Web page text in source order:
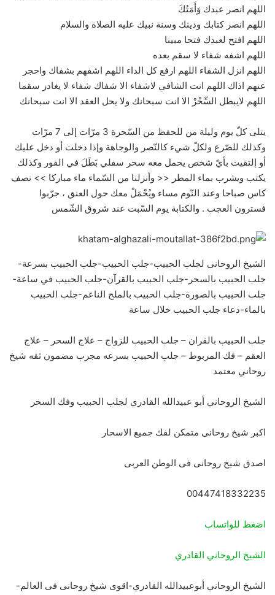
اللهم انصر عبدك وَأَمَتُكَ
اللهم انصر كتابك ودينك وسنة نبيك عليه الصلاة والسلام
اللهم افتح لعبدك فتحا مبينا
اللهم اشفه شفاء لا سقم بعده
اللهم انزل الشفاء اللهم ارفع كل الداء اللهم اشفهم بشفاك واحجر
عنهم اذاك اللهم انت الشافي لاشفاء الا شفاك شفاء لا يغادر سقما
اللهم لايبطل السِّحْرْ الا انت سبحانك ولا يحل العقد الا انت سبحانك
يتلى كلّ يوم وليلة من للحفظ من السّحرة 3 مرّات إلى 7 مرّات
وكذلك للصّرع ولكلّ شيء كالنّصر والوجاهة وإذا دخلت أو دخل عليك
أو إلتقيت بأيّ شخص يحمل معه سحر سفلي بَطَلَ في الفور وكذلك
يكتب ويشرب بماء المطر << وأنزلنا من السّماء ماء مباركا >> نصف
كاس صباحا وعند النّوم مساء ويُحْمَلْ معك حول العنق ، جرّبوا
فسترون العجب . والكتابة يوم السّبت عند شروق الشّمس
الشيخ الروحانى لجلب الحبيب-جلب الحبيب-جلب الحبيب بسرعة-
جلب الحبيب بالسحر-جلب الحبيب بالقرآن-جلب الحبيب في ساعة-
جلب الحبيب بالصورة-جلب الحبيب بالملح الناعم-جلب الحبيب
بالماء-دعاء جلب الحبيب خلال ساعة
جلب الحبيب بالقران – جلب الحبيب للزواج – علاج السحر – علاج
العقم – فك المربوط – جلب الحبيب بسرعه مجرب مضمون ثقه شيخ
روحاني معتمد
الشيخ الروحاني أبو عبيدالله القادري لجلب الحبيب وفك السحر
اكبر شيخ روحانى متمكن لفك جميع الاسحار
اصدق شيخ روحانى فى الوطن العربى
00447418332235
اضغط للواتساب
الشيخ الروحاني القادري
الشيخ الروحاني أبوعبيدالله القادري-اقوى شيخ روحانى فى العالم-